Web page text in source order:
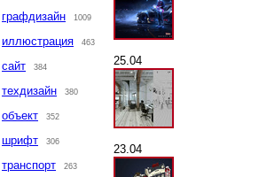
графдизайн 1009
иллюстрация 463
сайт 384
техдизайн 380
объект 352
шрифт 306
транспорт 263
25.04
23.04